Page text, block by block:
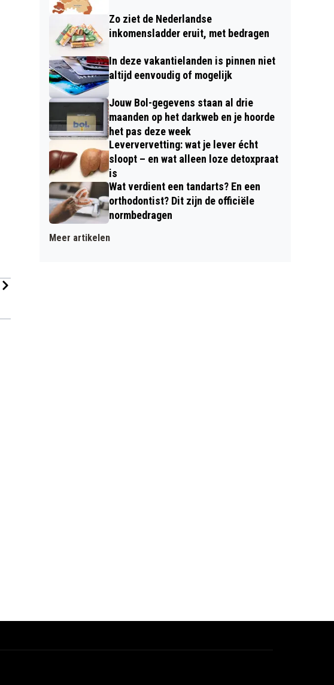
Zo ziet de Nederlandse
inkomensladder eruit, met bedragen
In deze vakantielanden is pinnen niet
altijd eenvoudig of mogelijk
Jouw Bol-gegevens staan al drie
maanden op het darkweb en je hoorde
het pas deze week
Leververvetting: wat je lever écht
sloopt – en wat alleen loze detoxpraat
is
Wat verdient een tandarts? En een
orthodontist? Dit zijn de officiële
normbedragen
Meer artikelen